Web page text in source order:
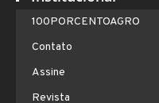
100PORCENTOAGRO
Contato
Assine
Revista